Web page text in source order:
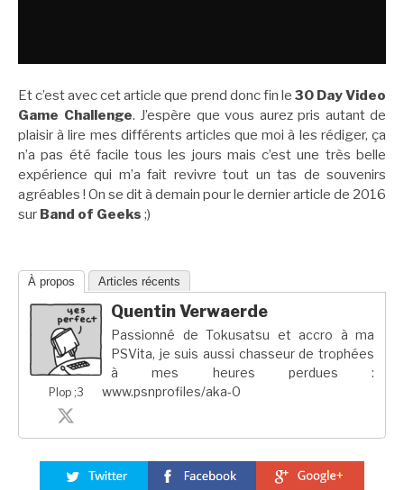
Et c’est avec cet article que prend donc fin le 30 Day Video
Game Challenge. J’espère que vous aurez pris autant de
plaisir à lire mes différents articles que moi à les rédiger, ça
n’a pas été facile tous les jours mais c’est une très belle
expérience qui m’a fait revivre tout un tas de souvenirs
agréables ! On se dit à demain pour le dernier article de 2016
sur Band of Geeks ;)
À propos Articles récents
Plop ;3
Quentin Verwaerde
Passionné de Tokusatsu et accro à ma
PSVita, je suis aussi chasseur de trophées
à mes heures perdues :
www.psnprofiles/aka-0